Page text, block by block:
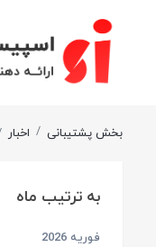
بخش پشتیبانی اخبار
به ترتیب ماه
فوریه 2026